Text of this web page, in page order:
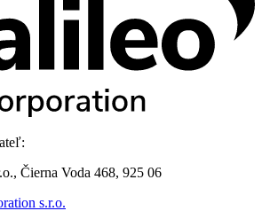
Čierna Voda 468, 925 06
s.r.o.